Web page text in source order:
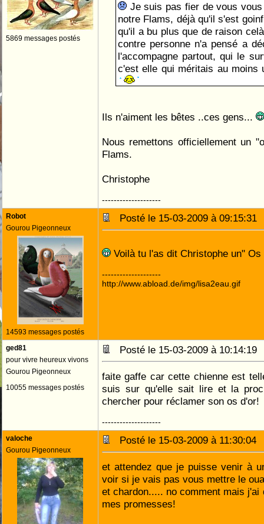
5869 messages postés
Je suis pas fier de vous
notre Flams, déjà qu'il s'est
qu'il a bu plus que de raison
contre personne n'a pensé a
l'accompagne partout, qui le
c'est elle qui méritais au moins
Ils n'aiment les bêtes ..ces gens...
Nous remettons officiellement un
Flams.
Christophe
--------------------
Robot
Gourou Pigeonneux
14593 messages postés
Posté le 15-03-2009 à
Voilà tu l'as dit Christophe un"
--------------------
http://www.abload.de/img/lisa2eau.gif
ged81
pour vivre heureux vivons
Gourou Pigeonneux
10055 messages postés
Posté le 15-03-2009 à
faite gaffe car cette chienne est
suis sur qu'elle sait lire et la
chercher pour réclamer son os d'or!
--------------------
valoche
Gourou Pigeonneux
Posté le 15-03-2009 à
et attendez que je puisse venir à
voir si je vais pas vous mettre le
et chardon..... no comment mais
mes promesses!